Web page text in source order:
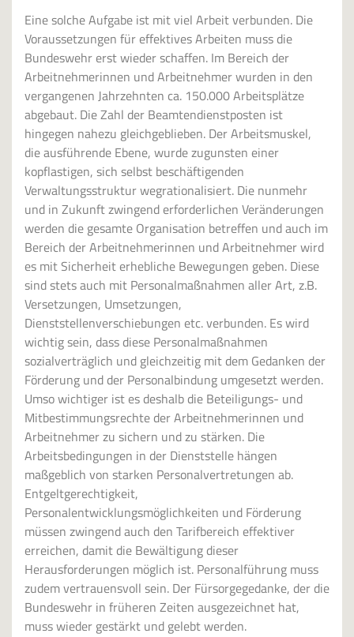
Eine solche Aufgabe ist mit viel Arbeit verbunden. Die
Voraussetzungen für effektives Arbeiten muss die
Bundeswehr erst wieder schaffen. Im Bereich der
Arbeitnehmerinnen und Arbeitnehmer wurden in den
vergangenen Jahrzehnten ca. 150.000 Arbeitsplätze
abgebaut. Die Zahl der Beamtendienstposten ist
hingegen nahezu gleichgeblieben. Der Arbeitsmuskel,
die ausführende Ebene, wurde zugunsten einer
kopflastigen, sich selbst beschäftigenden
Verwaltungsstruktur wegrationalisiert. Die nunmehr
und in Zukunft zwingend erforderlichen Veränderungen
werden die gesamte Organisation betreffen und auch im
Bereich der Arbeitnehmerinnen und Arbeitnehmer wird
es mit Sicherheit erhebliche Bewegungen geben. Diese
sind stets auch mit Personalmaßnahmen aller Art, z.B.
Versetzungen, Umsetzungen,
Dienststellenverschiebungen etc. verbunden. Es wird
wichtig sein, dass diese Personalmaßnahmen
sozialverträglich und gleichzeitig mit dem Gedanken der
Förderung und der Personalbindung umgesetzt werden.
Umso wichtiger ist es deshalb die Beteiligungs- und
Mitbestimmungsrechte der Arbeitnehmerinnen und
Arbeitnehmer zu sichern und zu stärken. Die
Arbeitsbedingungen in der Dienststelle hängen
maßgeblich von starken Personalvertretungen ab.
Entgeltgerechtigkeit,
Personalentwicklungsmöglichkeiten und Förderung
müssen zwingend auch den Tarifbereich effektiver
erreichen, damit die Bewältigung dieser
Herausforderungen möglich ist. Personalführung muss
zudem vertrauensvoll sein. Der Fürsorgegedanke, der die
Bundeswehr in früheren Zeiten ausgezeichnet hat,
muss wieder gestärkt und gelebt werden.